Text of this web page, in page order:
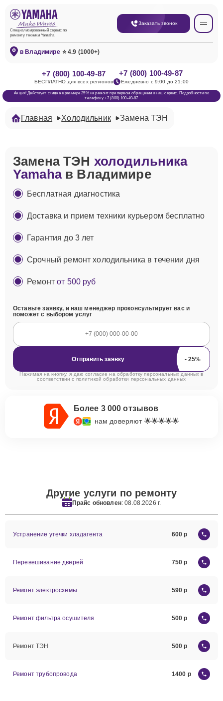
Специализированный сервис по
ремонту техники Yamaha
Заказать звонок
в Владимире ⭐ 4.9 (1000+)
+7 (800) 100-49-87
БЕСПЛАТНО для всех регионов
+7 (800) 100-49-87
Ежедневно с 9:00 до 21:00
Акция! Действует скидка в размере 25% на ремонт при первом обращении в наш сервис. Подробности по
телефону +7 (800) 100-49-87
Главная Холодильник Замена ТЭН
Замена ТЭН холодильника
Yamahaв Владимире
Бесплатная диагностика
Доставка и прием техники курьером бесплатно
Гарантия до 3 лет
Срочный ремонт холодильника в течении дня
Ремонтот 500 руб
Оставьте заявку, и наш менеджер проконсультирует вас и
поможет с выбором услуг
Отправить заявку
Нажимая на кнопку, я даю согласие на обработку персональных данных в
соответствии с политикой обработки персональных данных
Более 3 000 отзывов
нам доверяют 🌟🌟🌟🌟🌟
Другие услуги по ремонту
Прайс обновлен: 08.08.2026 г.
Устранение утечки хладагента 600
Перевешивание дверей 750
Ремонт электросхемы 590
Ремонт фильтра осушителя 500
Ремонт ТЭН 500
Ремонт трубопровода 1400